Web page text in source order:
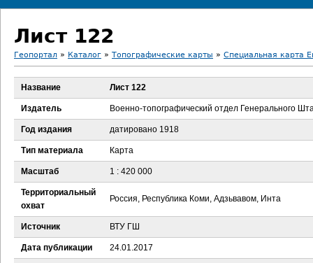
Лист 122
В
ы
д
е
с
ь
Геопортал » Каталог » Топографические карты » Специальная карта
Название Лист 122
Издатель Военно-топографический отдел Генерального
Год издания датировано 1918
Тип материала Карта
Масштаб 1 : 420 000
Территориальный
охват
Россия, Республика Коми, Адзьвавом, Инта
Источник ВТУ ГШ
Дата публикации 24.01.2017